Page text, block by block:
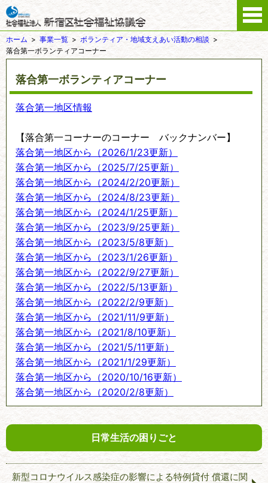
ホーム 事業一覧
ボランティア・地域支えあい活動の相談
落合第一ボランティアコーナー
落合第一ボランティアコーナー
落合第一地区情報
【落合第一コーナーのコーナー バックナンバー】
落合第一地区から（2026/1/23更新）
落合第一地区から（2025/7/25更新）
落合第一地区から（2024/2/20更新）
落合第一地区から（2024/8/23更新）
落合第一地区から（2024/1/25更新）
落合第一地区から（2023/9/25更新）
落合第一地区から（2023/5/8更新）
落合第一地区から（2023/1/26更新）
落合第一地区から（2022/9/27更新）
落合第一地区から（2022/5/13更新）
落合第一地区から（2022/2/9更新）
落合第一地区から（2021/11/9更新）
落合第一地区から（2021/8/10更新）
落合第一地区から（2021/5/11更新）
落合第一地区から（2021/1/29更新）
落合第一地区から（2020/10/16更新）
落合第一地区から（2020/2/8更新）
日常生活の困りごと
新型コロナウイルス感染症の影響による特例貸付 償還に関